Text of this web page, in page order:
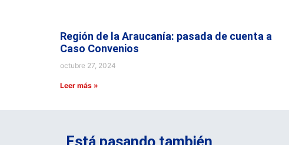
Región de la Araucanía: pasada de cuenta a
Caso Convenios
octubre 27, 2024
Leer más »